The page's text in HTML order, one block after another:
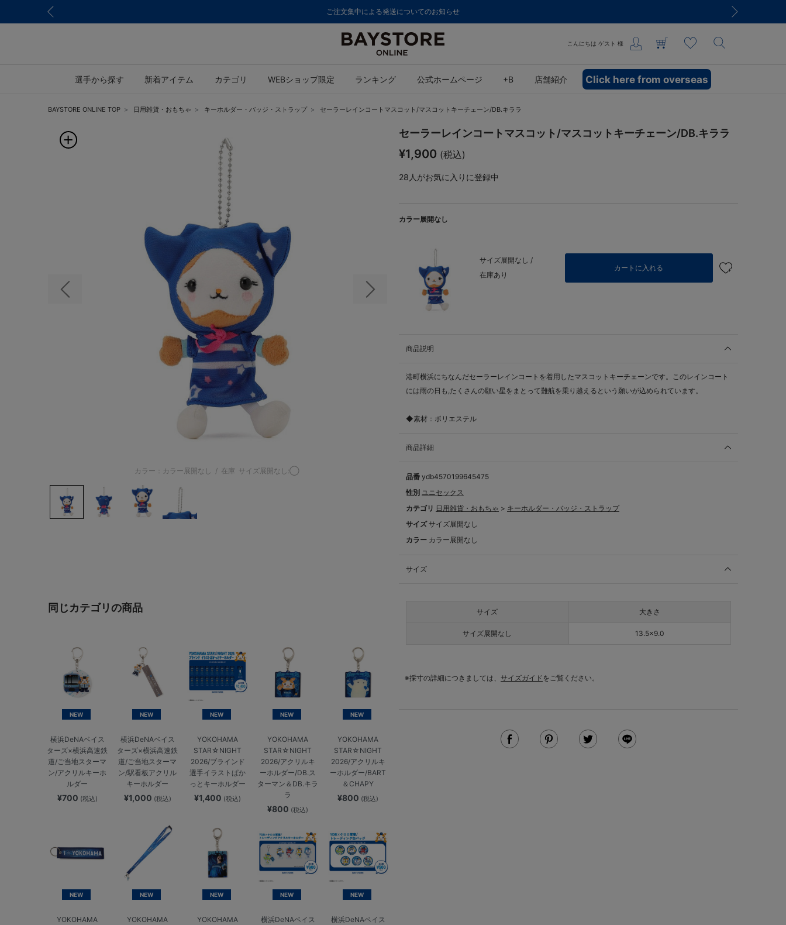
ご注文集中による発送についてのお知らせ
こんにちは ゲスト 様
選手から探す 新着アイテム カテゴリ WEBショップ限定 ランキング 公式ホームページ +B 店舗紹介 Click here from overseas
BAYSTORE ONLINE TOP 日用雑貨・おもちゃ キーホルダー・バッジ・ストラップ セーラーレインコートマスコット/マスコットキーチェーン/DB.キララ
前の画像 次の画像
カラー：カラー展開なし / 在庫 サイズ展開なし:◯
同じカテゴリの商品
NEW
横浜DeNAベイス
ターズ×横浜高速鉄
道/ご当地スターマ
ン/アクリルキーホ
ルダー
¥700 (税込)
NEW
横浜DeNAベイス
ターズ×横浜高速鉄
道/ご当地スターマ
ン/駅看板アクリル
キーホルダー
¥1,000 (税込)
NEW
YOKOHAMA
STAR☆NIGHT
2026/ブラインド
選手イラストぱか
っとキーホルダー
¥1,400 (税込)
NEW
YOKOHAMA
STAR☆NIGHT
2026/アクリルキ
ーホルダー/DB.ス
ターマン＆DB.キラ
ラ
¥800 (税込)
NEW
YOKOHAMA
STAR☆NIGHT
2026/アクリルキ
ーホルダー/BART
＆CHAPY
¥800 (税込)
NEW
YOKOHAMA
NEW
YOKOHAMA
NEW
YOKOHAMA
NEW
横浜DeNAベイス
NEW
横浜DeNAベイス
セーラーレインコートマスコット/マスコットキーチェーン/DB.キララ
¥1,900 (税込)
28 人がお気に入りに登録中
カラー展開なし
サイズ展開なし /
在庫あり
カートに入れる
商品説明
港町横浜にちなんだセーラーレインコートを着用したマスコットキーチェーンです。このレインコート
には雨の日も,たくさんの願い星をまとって難航を乗り越えるという願いが込められています。
◆素材：ポリエステル
商品詳細
品番 ydb4570199645475
性別 ユニセックス
カテゴリ 日用雑貨・おもちゃ > キーホルダー・バッジ・ストラップ
サイズ サイズ展開なし
カラー カラー展開なし
サイズ
サイズ 大きさ
サイズ展開なし 13.5×9.0
※採寸の詳細につきましては、 サイズガイドをご覧ください。